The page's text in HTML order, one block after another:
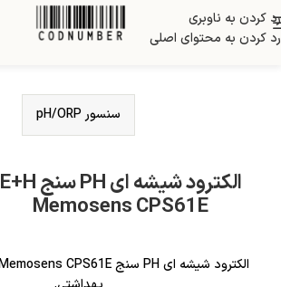
رد کردن به ناوبری
رد کردن به محتوای اصلی
سنسور pH/ORP
الکترود شیشه ای PH سنج E+H
Memosens CPS61E